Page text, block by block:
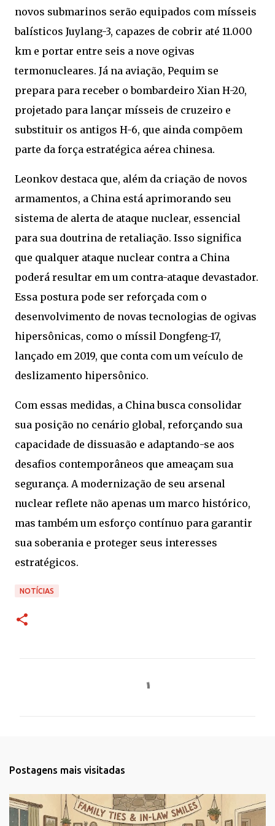
novos submarinos serão equipados com mísseis
balísticos Juylang-3, capazes de cobrir até 11.000
km e portar entre seis a nove ogivas
termonucleares. Já na aviação, Pequim se
prepara para receber o bombardeiro Xian H-20,
projetado para lançar mísseis de cruzeiro e
substituir os antigos H-6, que ainda compõem
parte da força estratégica aérea chinesa.
Leonkov destaca que, além da criação de novos
armamentos, a China está aprimorando seu
sistema de alerta de ataque nuclear, essencial
para sua doutrina de retaliação. Isso significa
que qualquer ataque nuclear contra a China
poderá resultar em um contra-ataque devastador.
Essa postura pode ser reforçada com o
desenvolvimento de novas tecnologias de ogivas
hipersônicas, como o míssil Dongfeng-17,
lançado em 2019, que conta com um veículo de
deslizamento hipersônico.
Com essas medidas, a China busca consolidar
sua posição no cenário global, reforçando sua
capacidade de dissuasão e adaptando-se aos
desafios contemporâneos que ameaçam sua
segurança. A modernização de seu arsenal
nuclear reflete não apenas um marco histórico,
mas também um esforço contínuo para garantir
sua soberania e proteger seus interesses
estratégicos.
NOTÍCIAS
r
i
Postagens mais visitadas